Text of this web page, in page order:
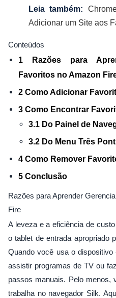
Leia também:
Adicionar um Site aos
Conteúdos
1 Razões para
Favoritos no Amazon
2 Como Adicionar
3 Como Encontrar
3.1 Do Painel de
3.2 Do Menu Três
4 Como Remover
5 Conclusão
Razões para Aprender
Fire
A leveza e a eficiência de
o tablet de entrada apropriado
Quando você usa o
assistir programas de TV ou
passos manuais. Pelo menos,
trabalha no navegador Silk.